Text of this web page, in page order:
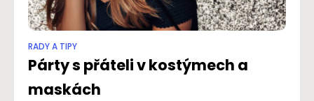
RADY A TIPY
Párty s přáteli v kostýmech a
maskách